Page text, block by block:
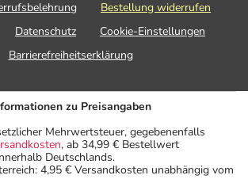
Bestellung widerrufen
Datenschutz
Cookie-Einstellungen
Barrierefreiheitserklärung
zu Preisangaben
Mehrwertsteuer, gegebenenfalls
, ab 34,99 € Bestellwert
Deutschlands.
4,95 € Versandkosten unabhängig vom